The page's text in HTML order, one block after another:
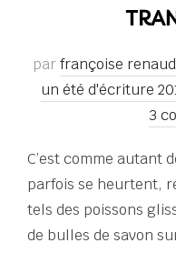
parfrançoise renaud
un été d'écriture
3
C’est comme autant
parfois se heurtent,
tels des poissons
de bulles de savon